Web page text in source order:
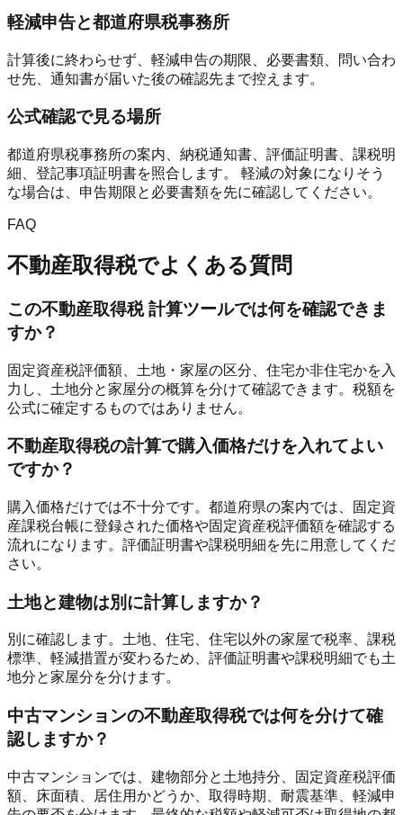
軽減申告と都道府県税事務所
計算後に終わらせず、軽減申告の期限、必要書類、問い合わ
せ先、通知書が届いた後の確認先まで控えます。
公式確認で見る場所
都道府県税事務所の案内、納税通知書、評価証明書、課税明
細、登記事項証明書を照合します。 軽減の対象になりそう
な場合は、申告期限と必要書類を先に確認してください。
FAQ
不動産取得税でよくある質問
この不動産取得税 計算ツールでは何を確認できま
すか？
固定資産税評価額、土地・家屋の区分、住宅か非住宅かを入
力し、土地分と家屋分の概算を分けて確認できます。税額を
公式に確定するものではありません。
不動産取得税の計算で購入価格だけを入れてよい
ですか？
購入価格だけでは不十分です。都道府県の案内では、固定資
産課税台帳に登録された価格や固定資産税評価額を確認する
流れになります。評価証明書や課税明細を先に用意してくだ
さい。
土地と建物は別に計算しますか？
別に確認します。土地、住宅、住宅以外の家屋で税率、課税
標準、軽減措置が変わるため、評価証明書や課税明細でも土
地分と家屋分を分けます。
中古マンションの不動産取得税では何を分けて確
認しますか？
中古マンションでは、建物部分と土地持分、固定資産税評価
額、床面積、居住用かどうか、取得時期、耐震基準、軽減申